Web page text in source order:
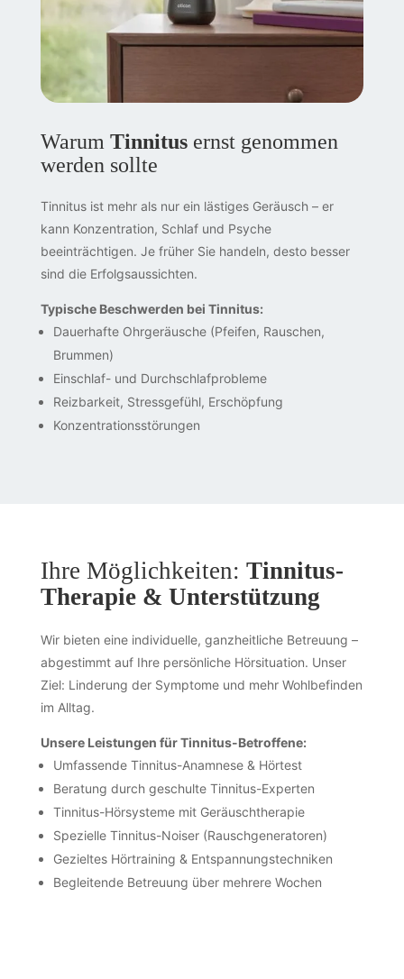
Warum Tinnitusernst genommen
werden sollte
Tinnitus ist mehr als nur ein lästiges Geräusch – er
kann Konzentration, Schlaf und Psyche
beeinträchtigen. Je früher Sie handeln, desto besser
sind die Erfolgsaussichten.
Typische Beschwerden bei Tinnitus:
Dauerhafte Ohrgeräusche (Pfeifen, Rauschen,
Brummen)
Einschlaf- und Durchschlafprobleme
Reizbarkeit, Stressgefühl, Erschöpfung
Konzentrationsstörungen
Ihre Möglichkeiten: Tinnitus-
Therapie & Unterstützung
Wir bieten eine individuelle, ganzheitliche Betreuung –
abgestimmt auf Ihre persönliche Hörsituation. Unser
Ziel: Linderung der Symptome und mehr Wohlbefinden
im Alltag.
Unsere Leistungen für Tinnitus-Betroffene:
Umfassende Tinnitus-Anamnese & Hörtest
Beratung durch geschulte Tinnitus-Experten
Tinnitus-Hörsysteme mit Geräuschtherapie
Spezielle Tinnitus-Noiser (Rauschgeneratoren)
Gezieltes Hörtraining & Entspannungstechniken
Begleitende Betreuung über mehrere Wochen